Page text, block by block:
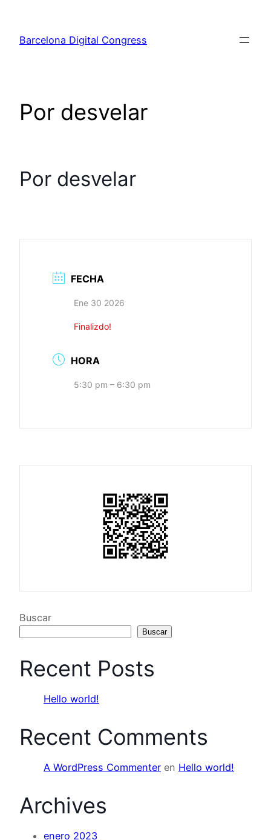
contenido
Barcelona Digital Congress
Por desvelar
Por desvelar
FECHA
Ene 30 2026
Finalizdo!
HORA
5:30 pm – 6:30 pm
Buscar
Buscar
Recent Posts
Hello world!
Recent Comments
A WordPress Commenter en Hello world!
Archives
enero 2023